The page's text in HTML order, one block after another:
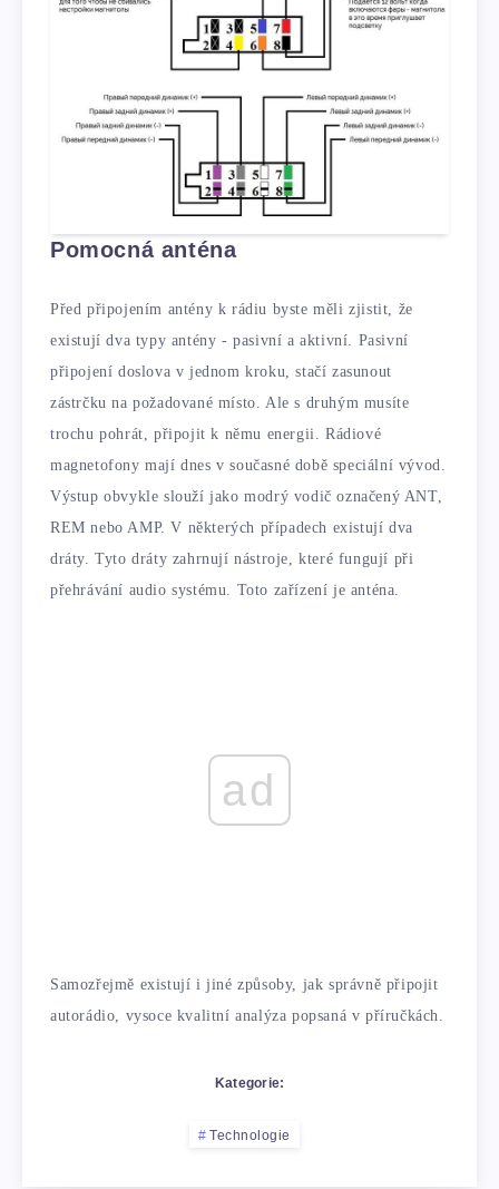
Pomocná anténa
Před připojením antény k rádiu byste měli zjistit, že
existují dva typy antény - pasivní a aktivní. Pasivní
připojení doslova v jednom kroku, stačí zasunout
zástrčku na požadované místo. Ale s druhým musíte
trochu pohrát, připojit k němu energii. Rádiové
magnetofony mají dnes v současné době speciální vývod.
Výstup obvykle slouží jako modrý vodič označený ANT,
REM nebo AMP. V některých případech existují dva
dráty. Tyto dráty zahrnují nástroje, které fungují při
přehrávání audio systému. Toto zařízení je anténa.
ad
Samozřejmě existují i ​​jiné způsoby, jak správně připojit
autorádio, vysoce kvalitní analýza popsaná v příručkách.
Kategorie:
Technologie